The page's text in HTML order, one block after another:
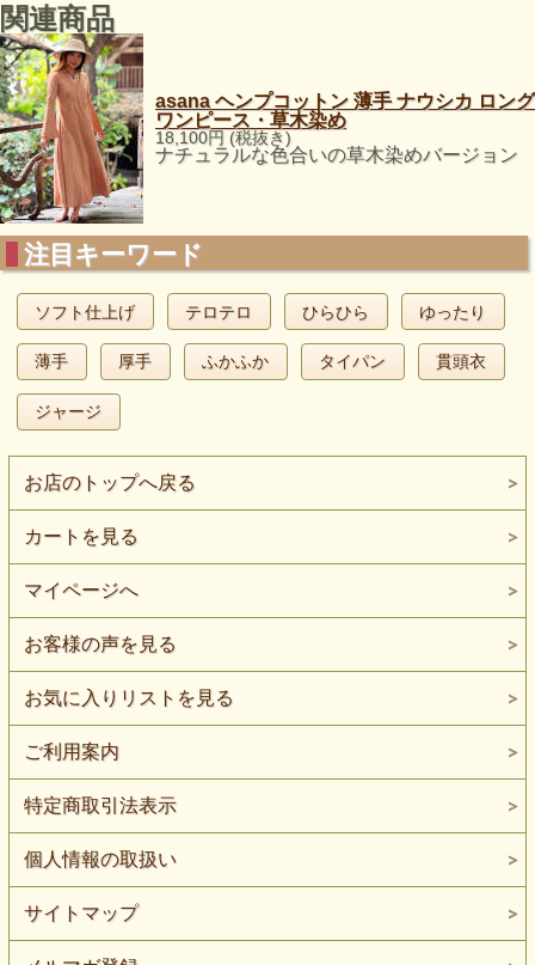
関連商品
asana ヘンプコットン 薄手 ナウシカ ロング
ワンピース・草木染め
18,100円 (税抜き)
ナチュラルな色合いの草木染めバージョン
注目キーワード
ソフト仕上げ テロテロ ひらひら ゆったり
薄手 厚手 ふかふか タイパン 貫頭衣
ジャージ
お店のトップへ戻る
カートを見る
マイページへ
お客様の声を見る
お気に入りリストを見る
ご利用案内
特定商取引法表示
個人情報の取扱い
サイトマップ